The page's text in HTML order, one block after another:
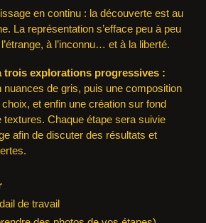
en continu : la découverte est au
La représentation s’efface peu à peu
à l’inconnu… et à la liberté.
trois explorations progressives :
nuances de gris, puis une composition
et enfin une création sur fond
textures. Chaque étape sera suivie
afin de discuter des résultats et
de travail